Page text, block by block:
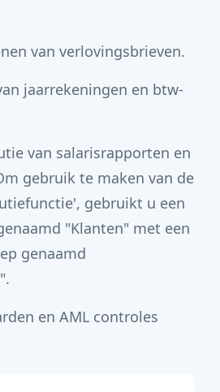
van verlovingsbrieven.
jaarrekeningen en btw-
van salarisrapporten en
gebruik te maken van de
gebruikt u een
"Klanten" met een
genaamd
en AML controles